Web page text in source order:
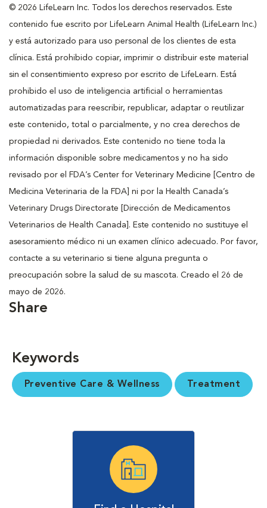
© 2026 LifeLearn Inc. Todos los derechos reservados. Este
contenido fue escrito por LifeLearn Animal Health (LifeLearn Inc.)
y está autorizado para uso personal de los clientes de esta
clínica. Está prohibido copiar, imprimir o distribuir este material
sin el consentimiento expreso por escrito de LifeLearn. Está
prohibido el uso de inteligencia artificial o herramientas
automatizadas para reescribir, republicar, adaptar o reutilizar
este contenido, total o parcialmente, y no crea derechos de
propiedad ni derivados. Este contenido no tiene toda la
información disponible sobre medicamentos y no ha sido
revisado por el FDA’s Center for Veterinary Medicine [Centro de
Medicina Veterinaria de la FDA] ni por la Health Canada’s
Veterinary Drugs Directorate [Dirección de Medicamentos
Veterinarios de Health Canada]. Este contenido no sustituye el
asesoramiento médico ni un examen clínico adecuado. Por favor,
contacte a su veterinario si tiene alguna pregunta o
preocupación sobre la salud de su mascota. Creado el 26 de
mayo de 2026.
Share
Keywords
Preventive Care & Wellness Treatment